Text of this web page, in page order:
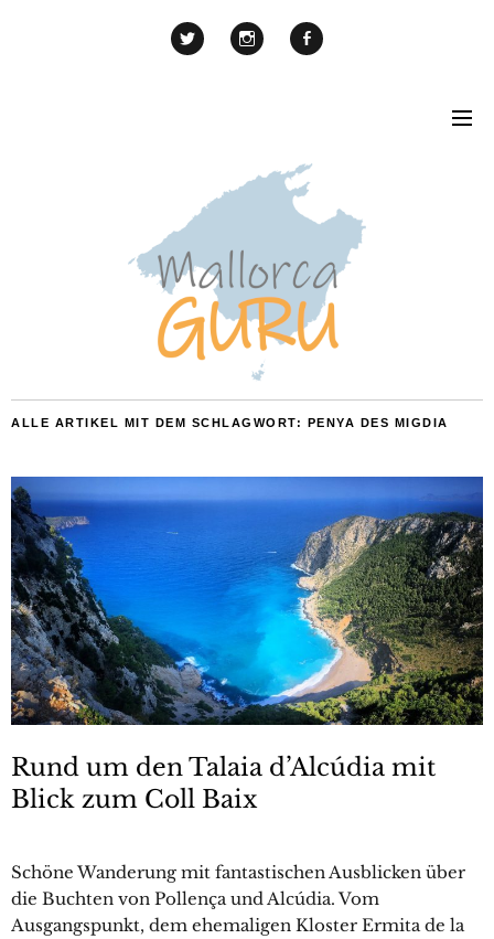
ALLE ARTIKEL MIT DEM SCHLAGWORT: PENYA DES MIGDIA
Rund um den Talaia d’Alcúdia mit
Blick zum Coll Baix
Schöne Wanderung mit fantastischen Ausblicken über
die Buchten von Pollença und Alcúdia. Vom
Ausgangspunkt, dem ehemaligen Kloster Ermita de la